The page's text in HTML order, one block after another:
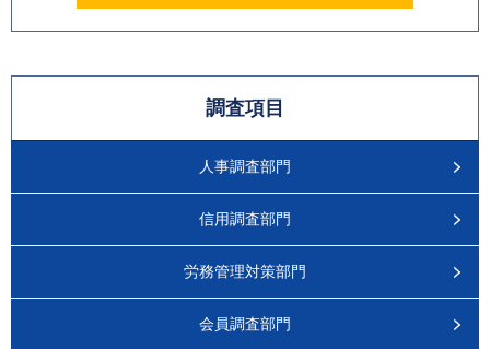
調査項目
人事調査部門
信用調査部門
労務管理対策部門
会員調査部門